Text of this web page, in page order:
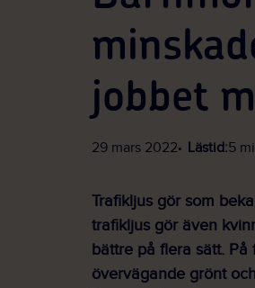
jobbet
29 mars 2022 Lästid:5
Trafikljus gör som
trafikljus gör även
bättre på flera sätt.
övervägande grönt